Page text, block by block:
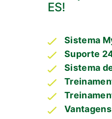
ES!
Sistema
Suporte
Sistema